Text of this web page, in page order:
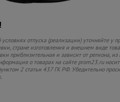
отпуска (реализации) уточняйте у
стране изготовления и внешнем виде
приблизительная и зависит от региона,
о товарах на сайте prom23.ru
2 статьи 437 ГК РФ. Убедительно